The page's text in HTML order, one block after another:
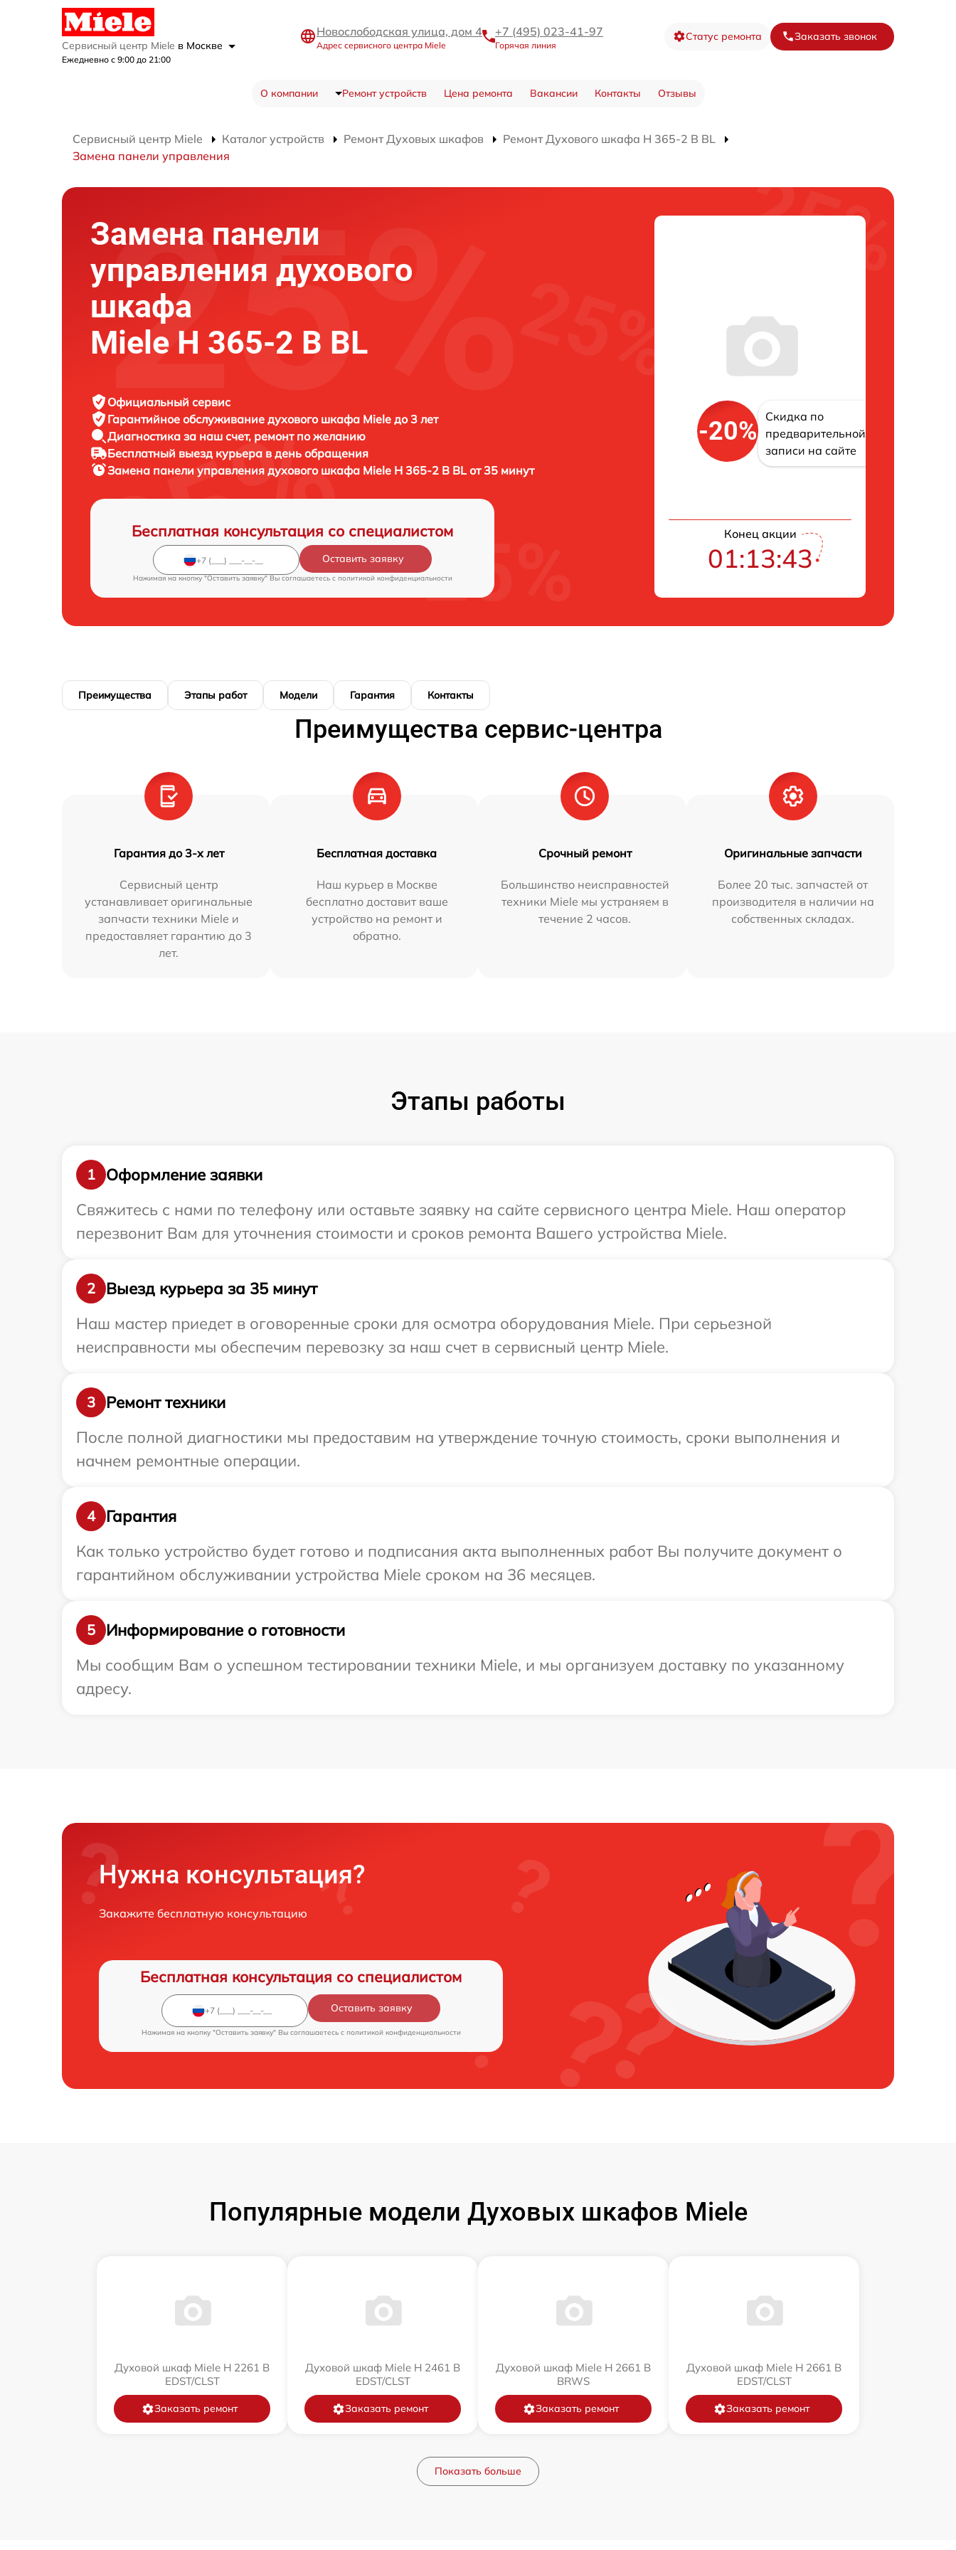
Сервисный центр Miele в Москве
Ежедневно с 9:00 до 21:00
Новослободская улица, дом 4
Адрес сервисного центра Miele
+7 (495) 023-41-97
Горячая линия
Статус ремонта Заказать звонок
О компании Ремонт устройств Цена ремонта Вакансии Контакты Отзывы
Сервисный центр Miele Каталог устройств Ремонт Духовых шкафов
Ремонт Духового шкафа H 365-2 B BL
Замена панели управления
Замена панели
управления духового
шкафа
Miele H 365-2 B BL
Официальный сервис
Гарантийное обслуживание духового шкафа Miele до 3 лет
Диагностика за наш счет, ремонт по желанию
Бесплатный выезд курьера в день обращения
Замена панели управления духового шкафа Miele H 365-2 B BL от 35 минут
Бесплатная консультация со специалистом
Оставить заявку
Нажимая на кнопку "Оставить заявку" Вы соглашаетесь c политикой конфиденциальности
-20%
Скидка по
предварительной
записи на сайте
Конец акции
01:13:42
Преимущества Этапы работ Модели Гарантия Контакты
Преимущества сервис-центра
Гарантия до 3-х лет
Сервисный центр
устанавливает оригинальные
запчасти техники Miele и
предоставляет гарантию до 3
лет.
Бесплатная доставка
Наш курьер в Москве
бесплатно доставит ваше
устройство на ремонт и
обратно.
Срочный ремонт
Большинство неисправностей
техники Miele мы устраняем в
течение 2 часов.
Оригинальные запчасти
Более 20 тыс. запчастей от
производителя в наличии на
собственных складах.
Этапы работы
1
Оформление заявки
Свяжитесь с нами по телефону или оставьте заявку на сайте сервисного центра Miele. Наш оператор
перезвонит Вам для уточнения стоимости и сроков ремонта Вашего устройства Miele.
2
Выезд курьера за 35 минут
Наш мастер приедет в оговоренные сроки для осмотра оборудования Miele. При серьезной
неисправности мы обеспечим перевозку за наш счет в сервисный центр Miele.
3
Ремонт техники
После полной диагностики мы предоставим на утверждение точную стоимость, сроки выполнения и
начнем ремонтные операции.
4
Гарантия
Как только устройство будет готово и подписания акта выполненных работ Вы получите документ о
гарантийном обслуживании устройства Miele сроком на 36 месяцев.
5
Информирование о готовности
Мы сообщим Вам о успешном тестировании техники Miele, и мы организуем доставку по указанному
адресу.
Нужна консультация?
Закажите бесплатную консультацию
Бесплатная консультация со специалистом
Оставить заявку
Нажимая на кнопку "Оставить заявку" Вы соглашаетесь c политикой конфиденциальности
Популярные модели Духовых шкафов Miele
Духовой шкаф Miele H 2261 B
EDST/CLST
Заказать ремонт
Духовой шкаф Miele H 2461 B
EDST/CLST
Заказать ремонт
Духовой шкаф Miele H 2661 B
BRWS
Заказать ремонт
Духовой шкаф Miele H 2661 B
EDST/CLST
Заказать ремонт
Показать больше